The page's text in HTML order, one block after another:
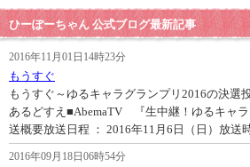
ひーぽーちゃん 公式ブログ最新記事
2016年11月01日14時23分
もうすぐ
もうすぐ～ゆるキャラグランプリ2016の決選
あるどすえ■AbemaTV 『生中継！ゆるキ
送概要放送日程 ： 2016年11月6日（日）放送時
2016年09月18日06時54分